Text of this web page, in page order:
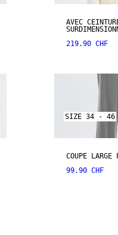
AVEC
219.90 CHF
SIZE 34 - 46
COUPE LARGE
99.90 CHF